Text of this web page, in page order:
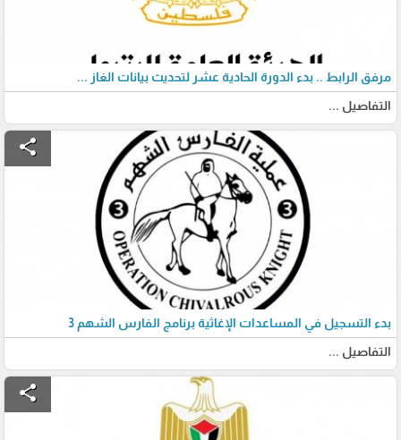
مرفق الرابط .. بدء الدورة الحادية عشر لتحديث بيانات الغاز ...
التفاصيل ...
share
بدء التسجيل في المساعدات الإغاثية برنامج الفارس الشهم 3
التفاصيل ...
share